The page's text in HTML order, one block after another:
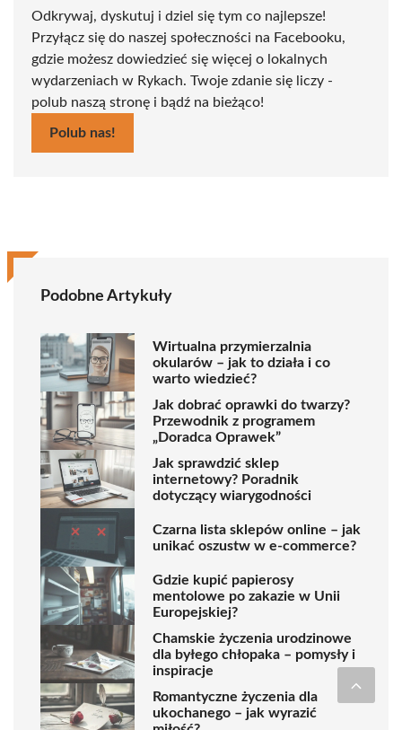
Odkrywaj, dyskutuj i dziel się tym co najlepsze!
Przyłącz się do naszej społeczności na Facebooku,
gdzie możesz dowiedzieć się więcej o lokalnych
wydarzeniach w Rykach. Twoje zdanie się liczy -
polub naszą stronę i bądź na bieżąco!
Polub nas!
Podobne Artykuły
Wirtualna przymierzalnia
okularów – jak to działa i co
warto wiedzieć?
Jak dobrać oprawki do twarzy?
Przewodnik z programem
„Doradca Oprawek”
Jak sprawdzić sklep
internetowy? Poradnik
dotyczący wiarygodności
Czarna lista sklepów online – jak
unikać oszustw w e-commerce?
Gdzie kupić papierosy
mentolowe po zakazie w Unii
Europejskiej?
Chamskie życzenia urodzinowe
dla byłego chłopaka – pomysły i
inspiracje
Romantyczne życzenia dla
ukochanego – jak wyrazić